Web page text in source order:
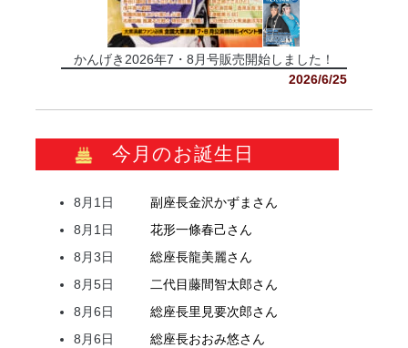
かんげき2026年7・8月号販売開始しました！
2026/6/25
今月のお誕生日
8月1日 副座長金沢かずま さん
8月1日
花形一條春己さん
8月3日
総座長龍美麗さん
8月5日
二代目藤間智太郎さん
8月6日
総座長里見要次郎さん
8月6日
総座長おおみ悠さん